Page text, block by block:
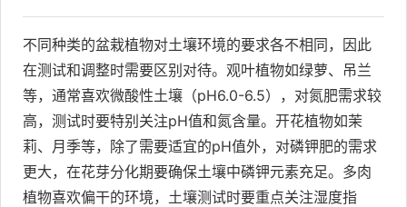
不同种类的盆栽植物对土壤环境的要求各不相同，因此
在测试和调整时需要区别对待。观叶植物如绿萝、吊兰
等，通常喜欢微酸性土壤（pH6.0-6.5），对氮肥需求较
高，测试时要特别关注pH值和氮含量。开花植物如茉
莉、月季等，除了需要适宜的pH值外，对磷钾肥的需求
更大，在花芽分化期要确保土壤中磷钾元素充足。多肉
植物喜欢偏干的环境，土壤测试时要重点关注湿度指